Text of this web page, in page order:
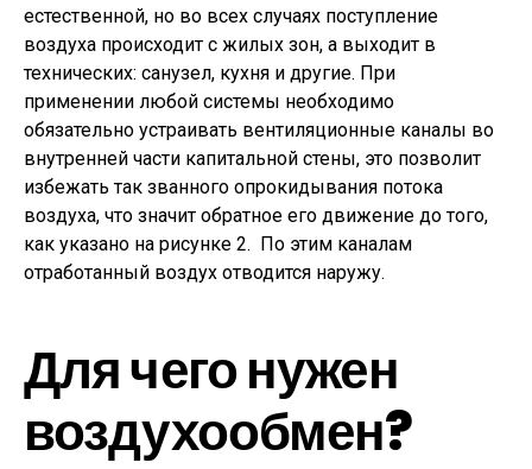
естественной, но во всех случаях поступление
воздуха происходит с жилых зон, а выходит в
технических: санузел, кухня и другие. При
применении любой системы необходимо
обязательно устраивать вентиляционные каналы во
внутренней части капитальной стены, это позволит
избежать так званного опрокидывания потока
воздуха, что значит обратное его движение до того,
как указано на рисунке 2. По этим каналам
отработанный воздух отводится наружу.
Для чего нужен
воздухообмен?